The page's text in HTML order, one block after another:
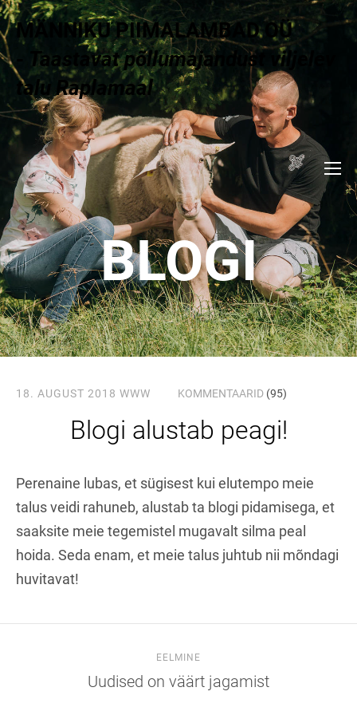
MÄNNIKU PIIMALAMBAD OÜ
Taastavat põllumajandust viljelev
talu Raplamaal
BLOGI
18. AUGUST 2018 WWW KOMMENTAARID (95)
Blogi alustab peagi!
Perenaine lubas, et sügisest kui elutempo meie
talus veidi rahuneb, alustab ta blogi pidamisega, et
saaksite meie tegemistel mugavalt silma peal
hoida. Seda enam, et meie talus juhtub nii mõndagi
huvitavat!
EELMINE
Uudised on väärt jagamist